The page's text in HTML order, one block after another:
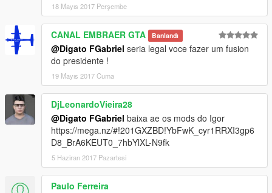
18 Mayıs 2017 Perşembe
CANAL EMBRAER GTA Banlandı
@Digato FGabriel seria legal voce fazer um fusion
do presidente !
19 Mayıs 2017 Cuma
DjLeonardoVieira28
@Digato FGabriel baixa ae os mods do Igor
https://mega.nz/#!201GXZBD!YbFwK_cyr1RRXI3gp6
D8_BrA6KEUT0_7hbYlXL-N9fk
5 Haziran 2017 Pazartesi
Paulo Ferreira